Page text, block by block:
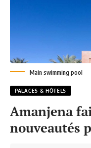
Main swimming pool
PALACES & HÔTELS
Amanjena
nouveautés